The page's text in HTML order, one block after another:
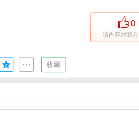
0
该内容对我
收藏